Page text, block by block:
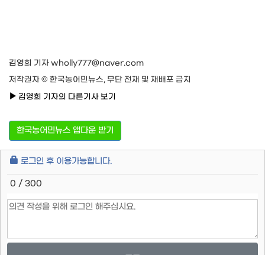
김영희 기자 wholly777@naver.com
저작권자 © 한국농어민뉴스, 무단 전재 및 재배포 금지
김영희 기자의 다른기사 보기
한국농어민뉴스 앱다운 받기
로그인 후 이용가능합니다.
0 / 300